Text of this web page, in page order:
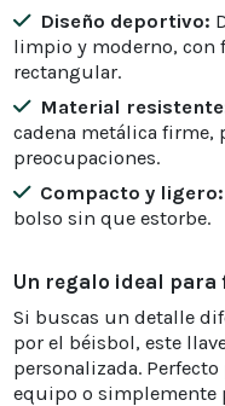
Diseño deportivo:
limpio y moderno, con
rectangular.
Material
cadena metálica firme,
preocupaciones.
Compacto y ligero:
bolso sin que estorbe.
Un regalo ideal para
Si buscas un detalle
por el béisbol, este
personalizada.
equipo o simplemente